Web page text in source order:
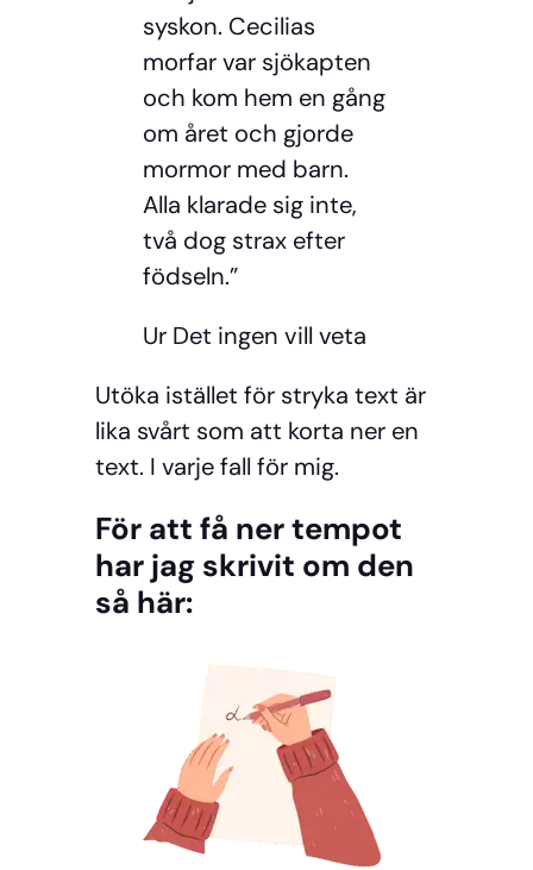
syskon. Cecilias
morfar var sjökapten
och kom hem en gång
om året och gjorde
mormor med barn.
Alla klarade sig inte,
två dog strax efter
födseln.”
Ur Det ingen vill veta
Utöka istället för stryka text är
lika svårt som att korta ner en
text. I varje fall för mig.
För att få ner tempot
har jag skrivit om den
så här: